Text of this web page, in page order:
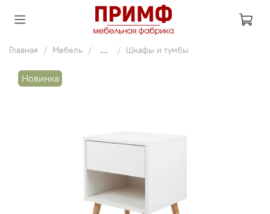
Главная Мебель ... Шкафы и тумбы
Новинка